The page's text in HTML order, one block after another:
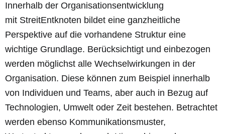
Innerhalb der Organisationsentwicklung
mit StreitEntknoten bildet eine ganzheitliche
Perspektive auf die vorhandene Struktur eine
wichtige Grundlage. Berücksichtigt und einbezogen
werden möglichst alle Wechselwirkungen in der
Organisation. Diese können zum Beispiel innerhalb
von Individuen und Teams, aber auch in Bezug auf
Technologien, Umwelt oder Zeit bestehen. Betrachtet
werden ebenso Kommunikationsmuster,